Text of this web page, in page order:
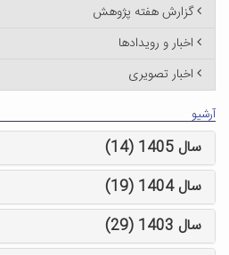
گزارش هفته پژوهش
اخبار و رویدادها
اخبار تصویری
آرشیو
سال 1405 (14)
سال 1404 (19)
سال 1403 (29)